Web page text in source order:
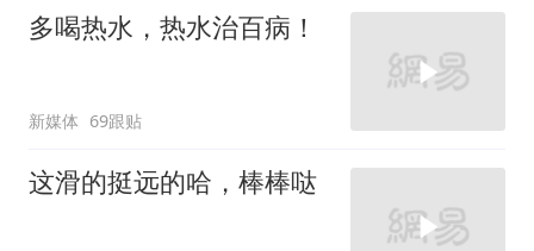
多喝热水，热水治百病！
新媒体 69跟贴
这滑的挺远的哈，棒棒哒